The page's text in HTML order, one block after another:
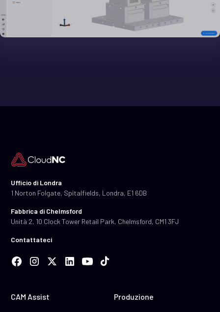
Ufficio di Londra
1 Norton Folgate, Spitalfields, Londra, E1 6DB
Fabbrica di Chelmsford
Unità 2, 10 Clock Tower Retail Park, Chelmsford, CM1 3FJ
Contattateci
CAM Assist Produzione